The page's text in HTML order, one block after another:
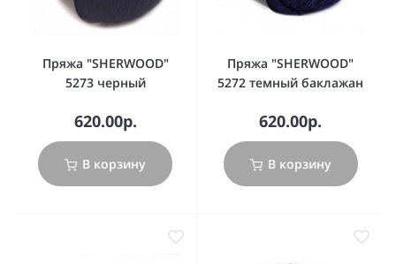
Пряжа "SHERWOOD"
5273 черный
620.00р.
В корзину
Пряжа "SHERWOOD"
5272 темный баклажан
620.00р.
В корзину